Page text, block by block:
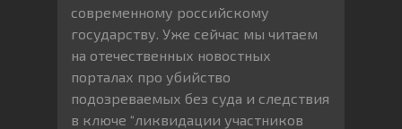
современному российскому
государству. Уже сейчас мы читаем
на отечественных новостных
порталах про убийство
подозреваемых без суда и следствия
в ключе “ликвидации участников